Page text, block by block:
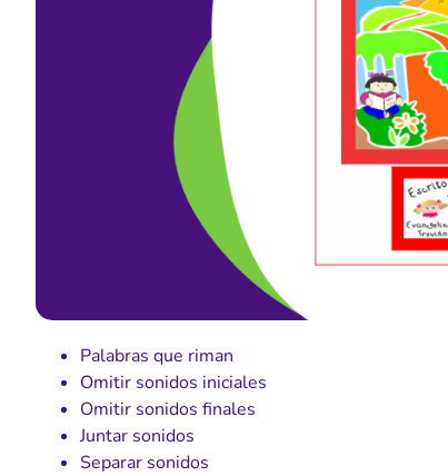
Palabras que riman
Omitir sonidos iniciales
Omitir sonidos finales
Juntar sonidos
Separar sonidos